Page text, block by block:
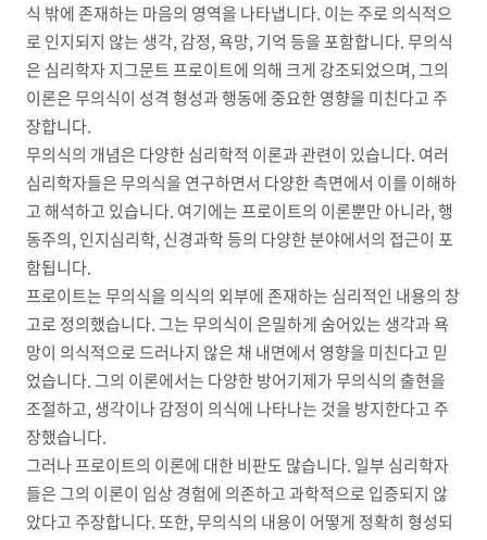
식 밖에 존재하는 마음의 영역을 나타냅니다. 이는 주로 의식적으
로 인지되지 않는 생각, 감정, 욕망, 기억 등을 포함합니다. 무의식
은 심리학자 지그문트 프로이트에 의해 크게 강조되었으며, 그의
이론은 무의식이 성격 형성과 행동에 중요한 영향을 미친다고 주
장합니다.
무의식의 개념은 다양한 심리학적 이론과 관련이 있습니다. 여러
심리학자들은 무의식을 연구하면서 다양한 측면에서 이를 이해하
고 해석하고 있습니다. 여기에는 프로이트의 이론뿐만 아니라, 행
동주의, 인지심리학, 신경과학 등의 다양한 분야에서의 접근이 포
함됩니다.
프로이트는 무의식을 의식의 외부에 존재하는 심리적인 내용의 창
고로 정의했습니다. 그는 무의식이 은밀하게 숨어있는 생각과 욕
망이 의식적으로 드러나지 않은 채 내면에서 영향을 미친다고 믿
었습니다. 그의 이론에서는 다양한 방어기제가 무의식의 출현을
조절하고, 생각이나 감정이 의식에 나타나는 것을 방지한다고 주
장했습니다.
그러나 프로이트의 이론에 대한 비판도 많습니다. 일부 심리학자
들은 그의 이론이 임상 경험에 의존하고 과학적으로 입증되지 않
았다고 주장합니다. 또한, 무의식의 내용이 어떻게 정확히 형성되